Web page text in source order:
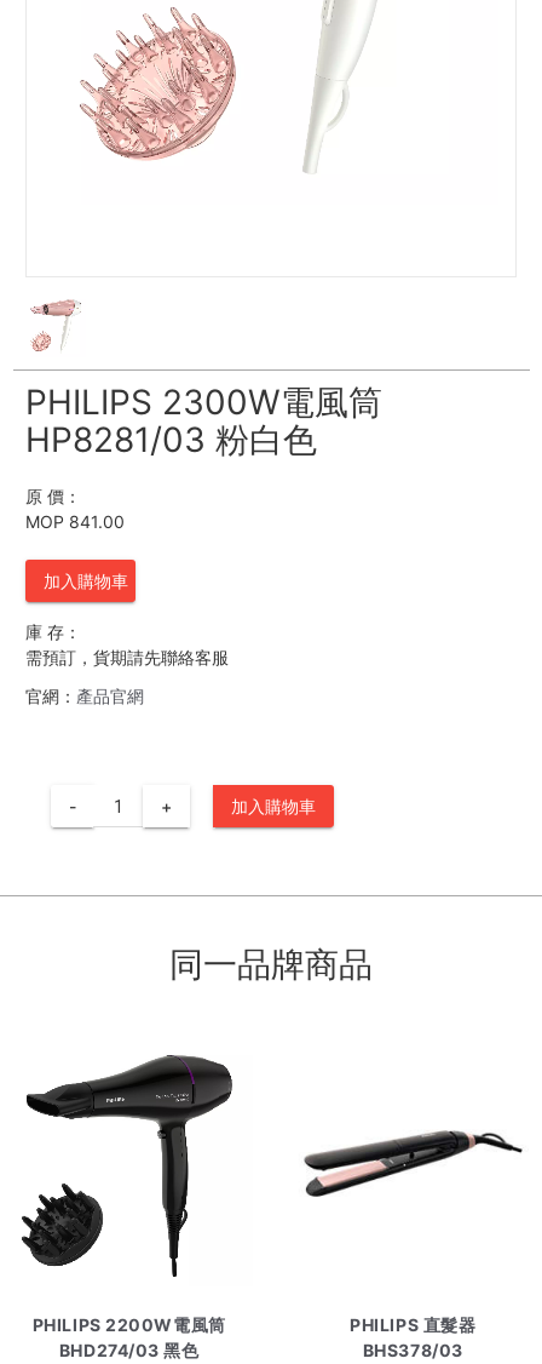
PHILIPS 2300W電風筒
HP8281/03 粉白色
原 價：
MOP 841.00
加入購物車
庫 存：
需預訂，貨期請先聯絡客服
官網： 產品官網
- + 加入購物車
同一品牌商品
PHILIPS 2200W電風筒
BHD274/03 黑色
PHILIPS 直髮器
BHS378/03